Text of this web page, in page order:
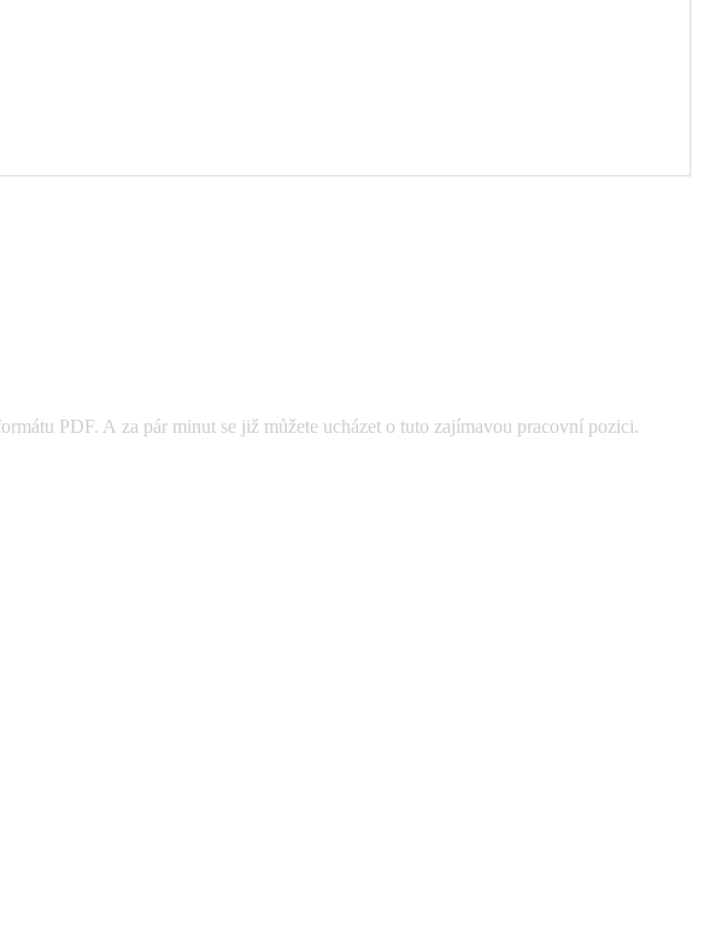
PDF. A za pár minut se již můžete ucházet o tuto zajímavou pracovní pozici.